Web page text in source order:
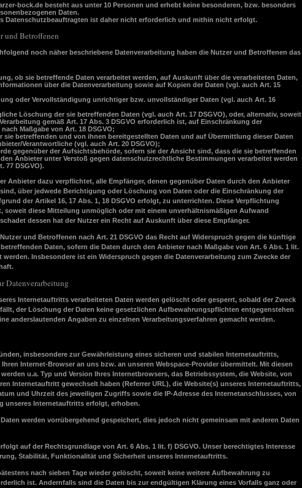
bock.de besteht aus unter 10 Personen und erhebt keine besonderen, bzw. besonders
Daten.
Datenschutzbeauftragten ist daher nicht erforderlich und mithin nicht erfolgt.
und Betroffenen
noch näher beschriebene Datenverarbeitung haben die Nutzer und Betroffenen das
ob sie betreffende Daten verarbeitet werden, auf Auskunft über die verarbeiteten Daten,
über die Datenverarbeitung sowie auf Kopien der Daten (vgl. auch Art. 15
oder Vervollständigung unrichtiger bzw. unvollständiger Daten (vgl. auch Art. 16
Löschung der sie betreffenden Daten (vgl. auch Art. 17 DSGVO), oder, alternativ, soweit
gemäß Art. 17 Abs. 3 DSGVO erforderlich ist, auf Einschränkung der
Maßgabe von Art. 18 DSGVO;
sie betreffenden und von ihnen bereitgestellten Daten und auf Übermittlung dieser Daten
Verantwortliche (vgl. auch Art. 20 DSGVO);
gegenüber der Aufsichtsbehörde, sofern sie der Ansicht sind, dass die sie betreffenden
Anbieter unter Verstoß gegen datenschutzrechtliche Bestimmungen verarbeitet werden
77 DSGVO).
Anbieter dazu verpflichtet, alle Empfänger, denen gegenüber Daten durch den Anbieter
über jedwede Berichtigung oder Löschung von Daten oder die Einschränkung der
der Artikel 16, 17 Abs. 1, 18 DSGVO erfolgt, zu unterrichten. Diese Verpflichtung
soweit diese Mitteilung unmöglich oder mit einem unverhältnismäßigen Aufwand
dessen hat der Nutzer ein Recht auf Auskunft über diese Empfänger.
und Betroffenen nach Art. 21 DSGVO das Recht auf Widerspruch gegen die künftige
Daten, sofern die Daten durch den Anbieter nach Maßgabe von Art. 6 Abs. 1 lit.
werden. Insbesondere ist ein Widerspruch gegen die Datenverarbeitung zum Zwecke der
Datenverarbeitung
Internetauftritts verarbeiteten Daten werden gelöscht oder gesperrt, sobald der Zweck
der Löschung der Daten keine gesetzlichen Aufbewahrungspflichten entgegenstehen
anderslautenden Angaben zu einzelnen Verarbeitungsverfahren gemacht werden.
insbesondere zur Gewährleistung eines sicheren und stabilen Internetauftritts,
Internet-Browser an uns bzw. an unseren Webspace-Provider übermittelt. Mit diesen
u.a. Typ und Version Ihres Internetbrowsers, das Betriebssystem, die Website, von
Internetauftritt gewechselt haben (Referrer URL), die Website(s) unseres Internetauftritts,
und Uhrzeit des jeweiligen Zugriffs sowie die IP-Adresse des Internetanschlusses, von
unseres Internetauftritts erfolgt, erhoben.
werden vorrübergehend gespeichert, dies jedoch nicht gemeinsam mit anderen Daten
auf der Rechtsgrundlage von Art. 6 Abs. 1 lit. f) DSGVO. Unser berechtigtes Interesse
Stabilität, Funktionalität und Sicherheit unseres Internetauftritts.
nach sieben Tage wieder gelöscht, soweit keine weitere Aufbewahrung zu
ist. Andernfalls sind die Daten bis zur endgültigen Klärung eines Vorfalls ganz oder